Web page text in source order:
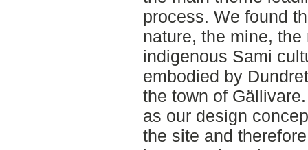
process. We found
nature, the mine,
indigenous Sami
embodied by
the town of
as our design
the site and